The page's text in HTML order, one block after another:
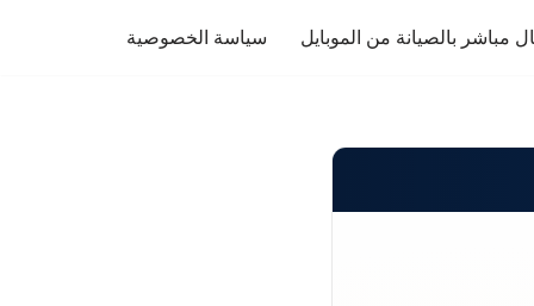
مباشر بالصيانة من الموبايل سياسة الخصوصية